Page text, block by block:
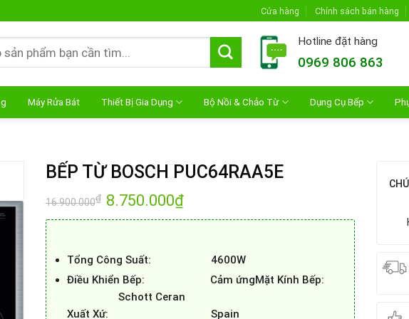
Cửa hàng Chính sách bán hàng
Hotline đặt hàng
0969 806 863
Máy Rửa Bát Thiết Bị Gia Dụng Bộ Nồi & Chảo Từ Dụng Cụ Bếp
BẾP TỪ BOSCH PUC64RAA5E
16.900.000₫ Giá
gốc
là:
8.750.000₫Giá
hiện
tại
Tổng Công Suất: 4600W
Điều Khiển Bếp: Cảm ứngMặt Kính Bếp:
Schott Ceran
Xuất Xứ: Spain